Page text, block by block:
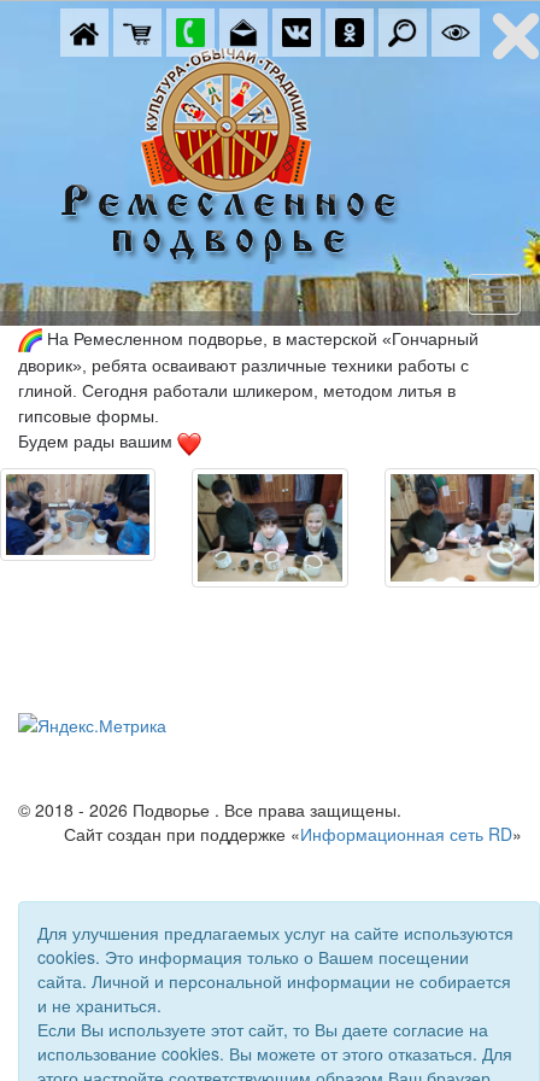
На Ремесленном подворье, в мастерской «Гончарный
дворик», ребята осваивают различные техники работы с
глиной. Сегодня работали шликером, методом литья в
гипсовые формы.
Будем рады вашим
© 2018 - 2026 Подворье . Все права защищены.
Сайт создан при поддержке «Информационная сеть RD»
Для улучшения предлагаемых услуг на сайте используются
cookies. Это информация только о Вашем посещении
сайта. Личной и персональной информации не собирается
и не храниться.
Если Вы используете этот сайт, то Вы даете согласие на
использование cookies. Вы можете от этого отказаться. Для